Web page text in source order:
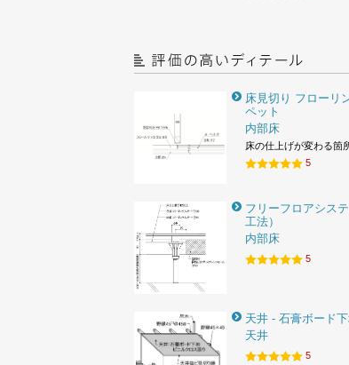
床見切り フローリ
ペット
内部床
床の仕上げが変わる箇
5
フリーフロアシス
工法）
内部床
5
天井 - 石膏ボード
天井
5